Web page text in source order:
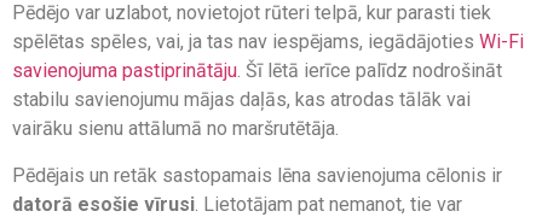
Pēdējo var uzlabot, novietojot rūteri telpā, kur parasti tiek
spēlētas spēles, vai, ja tas nav iespējams, iegādājoties Wi-Fi
savienojuma pastiprinātāju. Šī lētā ierīce palīdz nodrošināt
stabilu savienojumu mājas daļās, kas atrodas tālāk vai
vairāku sienu attālumā no maršrutētāja.
Pēdējais un retāk sastopamais lēna savienojuma cēlonis ir
datorā esošie vīrusi . Lietotājam pat nemanot, tie var